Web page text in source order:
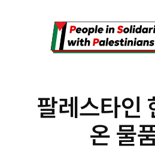
팔레스타인
온 물